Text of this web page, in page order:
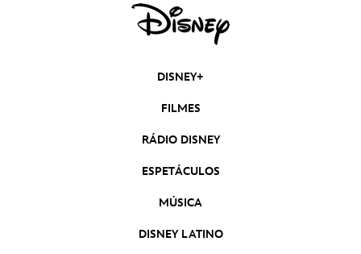
DISNEY+
FILMES
RÁDIO DISNEY
ESPETÁCULOS
MÚSICA
DISNEY LATINO